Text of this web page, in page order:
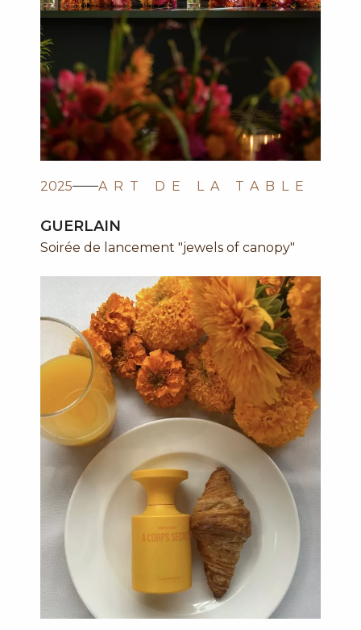
2025 ART DE LA TABLE
GUERLAIN
Soirée de lancement "jewels of canopy"